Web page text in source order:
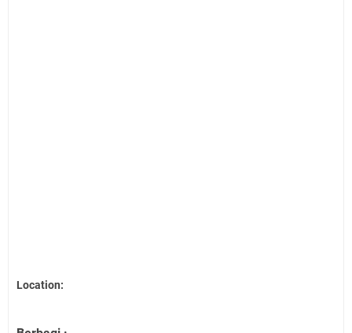
Location: